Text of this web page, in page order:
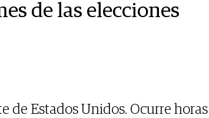
de las elecciones
de Estados Unidos. Ocurre horas